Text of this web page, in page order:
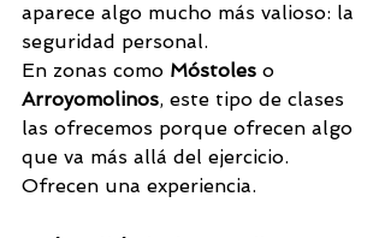
aparece algo mucho más valioso: la
seguridad personal.
En zonas como Móstoles o
Arroyomolinos, este tipo de clases
las ofrecemos porque ofrecen algo
que va más allá del ejercicio.
Ofrecen una experiencia.